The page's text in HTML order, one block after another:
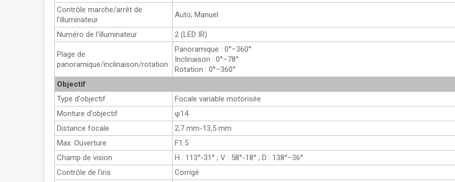
Contrôle marche/arrêt de
l'illuminateur
Auto; Manuel
Numéro de l'illuminateur 2 (LED IR)
Plage de
panoramique/inclinaison/rotation
Panoramique : 0°–360°
Inclinaison : 0°–78°
Rotation : 0°–360°
Objectif
Type d'objectif
Focale variable motorisée
Monture d'objectif
φ14
Distance focale
2,7 mm-13,5 mm
Max. Ouverture
F1.5
Champ de vision
H : 113°-31° ; V : 58°-18° ; D : 138°–36°
Contrôle de l'iris
Corrigé